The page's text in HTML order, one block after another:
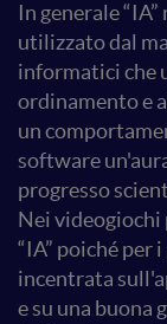
In generale
utilizzato dal
informatici che
ordinamento e
un
software
progresso
Nei videogiochi
“IA” poiché per
incentrata
e su una